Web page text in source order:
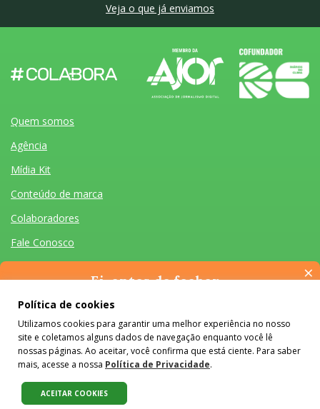
Veja o que já enviamos
Quem somos
Agência
Mídia Kit
Conteúdo de marca
Colaboradores
Fale Conosco
Quem somos Agência Mídia Kit Conteúdo de marca Colaboradores Fale Conosco
Desenvolvido por Homem Máquina- Todos os Direitos Reservados 2026
O conteúdo do #Colabora é licenciado em Creative Commons e pode
ser reproduzido e compartilhado, desde que mantidos os créditos,
Política de cookies
Utilizamos cookies para garantir uma melhor experiência no nosso
site e coletamos alguns dados de navegação enquanto você lê
nossas páginas. Ao aceitar, você confirma que está ciente. Para saber
mais, acesse a nossa Política de Privacidade.
ACEITAR COOKIES
×
Ei, antes de fechar…
Pense na importância de manter-se informado(a). Quer ter
colunistas e reportagens especiais? Receba a nossa newsletter.
É de graça :)